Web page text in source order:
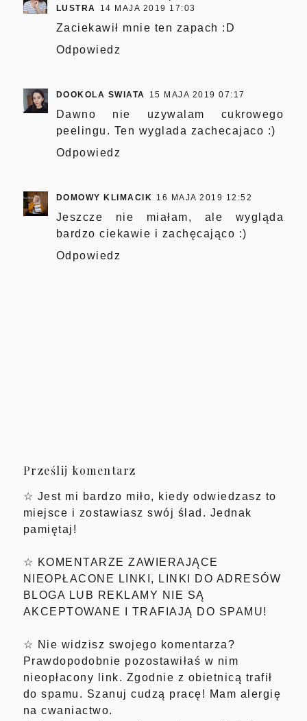
LUSTRA
14 MAJA 2019 17:03
Zaciekawił mnie ten zapach :D
Odpowiedz
DOOKOLA SWIATA 15 MAJA 2019 07:17
Dawno nie uzywalam cukrowego
peelingu. Ten wyglada zachecajaco :)
Odpowiedz
DOMOWY KLIMACIK 16 MAJA 2019 12:52
Jeszcze nie miałam, ale wygląda
bardzo ciekawie i zachęcająco :)
Odpowiedz
Prześlij komentarz
☆ Jest mi bardzo miło, kiedy odwiedzasz to
miejsce i zostawiasz swój ślad. Jednak
pamiętaj!
☆ KOMENTARZE ZAWIERAJĄCE
NIEOPŁACONE LINKI, LINKI DO ADRESÓW
BLOGA LUB REKLAMY NIE SĄ
AKCEPTOWANE I TRAFIAJĄ DO SPAMU!
☆ Nie widzisz swojego komentarza?
Prawdopodobnie pozostawiłaś w nim
nieopłacony link. Zgodnie z obietnicą trafił
do spamu. Szanuj cudzą pracę! Mam alergię
na cwaniactwo.